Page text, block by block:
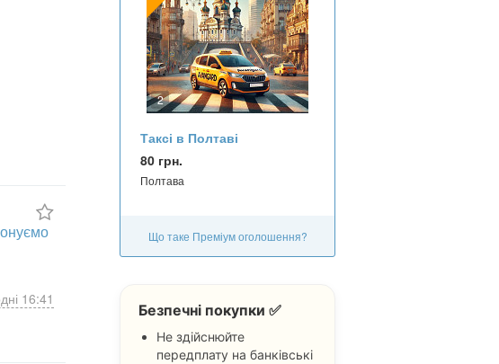
16:41
2
Таксі в Полтаві
80 грн.
Полтава
Що таке Преміум оголошення?
Безпечні покупки ✅
Не здійснюйте
передплату на банківські